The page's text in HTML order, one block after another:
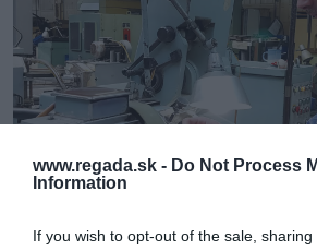
www.regada.sk - Do Not Process
Information
If you wish to opt-out of the sale,